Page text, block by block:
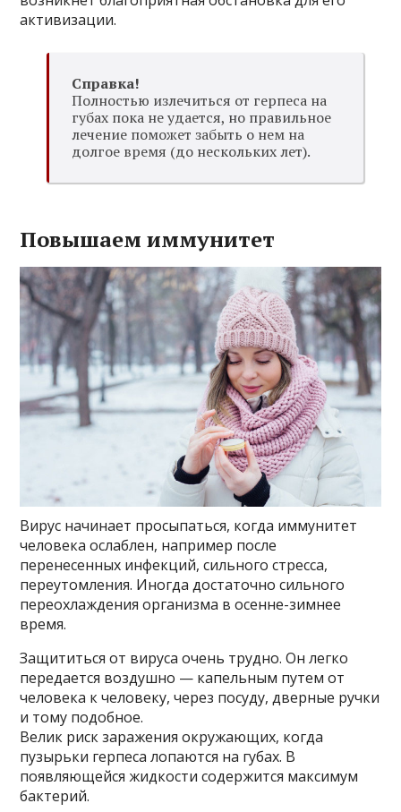
активизации.
Справка!
Полностью излечиться от герпеса на
губах пока не удается, но правильное
лечение поможет забыть о нем на
долгое время (до нескольких лет).
Повышаем иммунитет
Вирус начинает просыпаться, когда иммунитет
человека ослаблен, например после
перенесенных инфекций, сильного стресса,
переутомления. Иногда достаточно сильного
переохлаждения организма в осенне-зимнее
время.
Защититься от вируса очень трудно. Он легко
передается воздушно — капельным путем от
человека к человеку, через посуду, дверные ручки
и тому подобное.
Велик риск заражения окружающих, когда
пузырьки герпеса лопаются на губах. В
появляющейся жидкости содержится максимум
бактерий.